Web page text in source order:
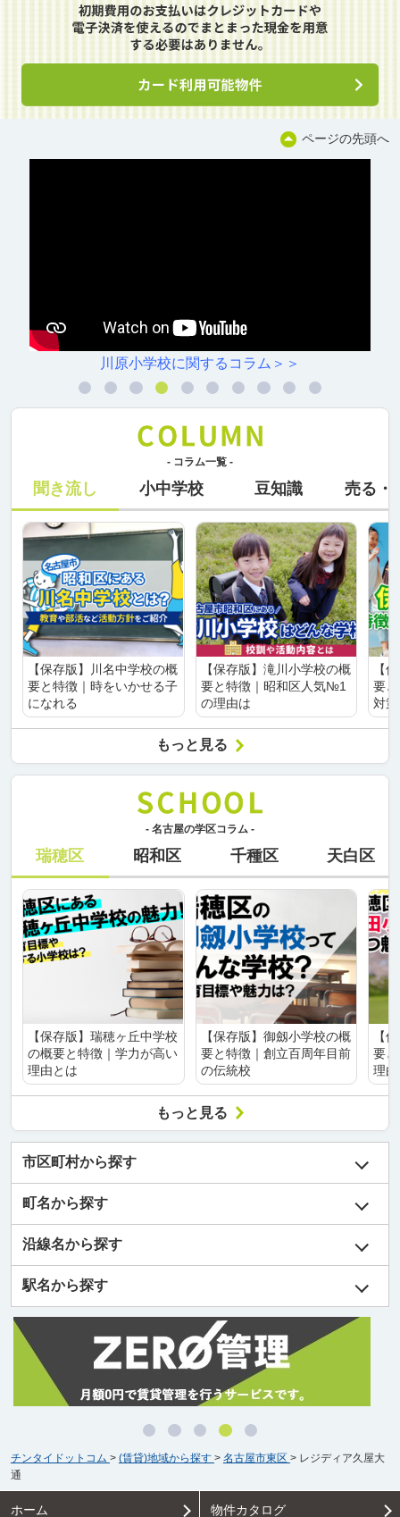
ページの先頭へ
川原小学校に関するコラム＞＞
- コラム一覧 -
聞き流し 小中学校 豆知識 売る・
【保存版】川名中学校の概
要と特徴｜時をいかせる子
になれる
【保存版】滝川小学校の概
要と特徴｜昭和区人気№1
の理由は
【
要
対
もっと見る
- 名古屋の学区コラム -
瑞穂区 昭和区 千種区 天白区
【保存版】瑞穂ヶ丘中学校
の概要と特徴｜学力が高い
理由とは
【保存版】御劔小学校の概
要と特徴｜創立百周年目前
の伝統校
【
要
理
もっと見る
市区町村から探す
町名から探す
沿線名から探す
駅名から探す
チンタイドットコム > (賃貸)地域から探す > 名古屋市東区 > レジディア久屋大
通
ホーム 物件カタログ